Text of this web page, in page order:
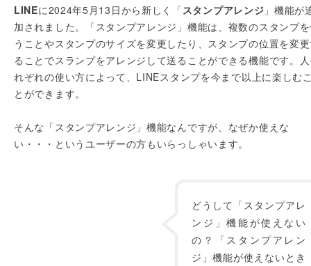
LINEに2024年5月13日から新しく「スタンプアレンジ 」機能が
加されました。「スタンプアレンジ」機能は、複数のスタンプ
うことやスタンプのサイズを変更したり、スタンプの位置を変
ることでスランプをアレンジして送ることができる機能です。
れぞれの使い方によって、LINEスタンプを今まで以上に楽しむ
とができます。
そんな「スタンプアレンジ」機能なんですが、なぜか使えな
い・・・というユーザーの方もいらっしゃいます。
どうして「スタンプアレ
ンジ」機能が使えない
の？「スタンプアレン
ジ」機能が使えないとき